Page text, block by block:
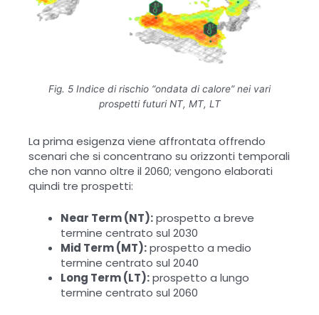
La prima esigenza viene affrontata offrendo
scenari che si concentrano su orizzonti temporali
che non vanno oltre il 2060; vengono elaborati
quindi tre prospetti:
Near Term (NT):prospetto a breve
termine centrato sul 2030
Mid Term (MT):prospetto a medio
termine centrato sul 2040
Long Term (LT):prospetto a lungo
termine centrato sul 2060
Fig. 5 Indice di rischio “ondata di calore” nei vari
prospetti futuri NT, MT, LT